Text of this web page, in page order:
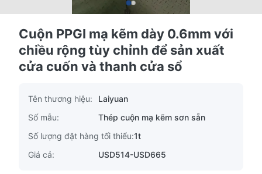
Cuộn PPGI mạ kẽm dày 0.6mm với
chiều rộng tùy chỉnh để sản xuất
cửa cuốn và thanh cửa sổ
Tên thương hiệu:
Laiyuan
Số mẫu:
Thép cuộn mạ kẽm sơn sẵn
Số lượng đặt hàng tối thiểu:1t
Giá cả:
USD514-USD665